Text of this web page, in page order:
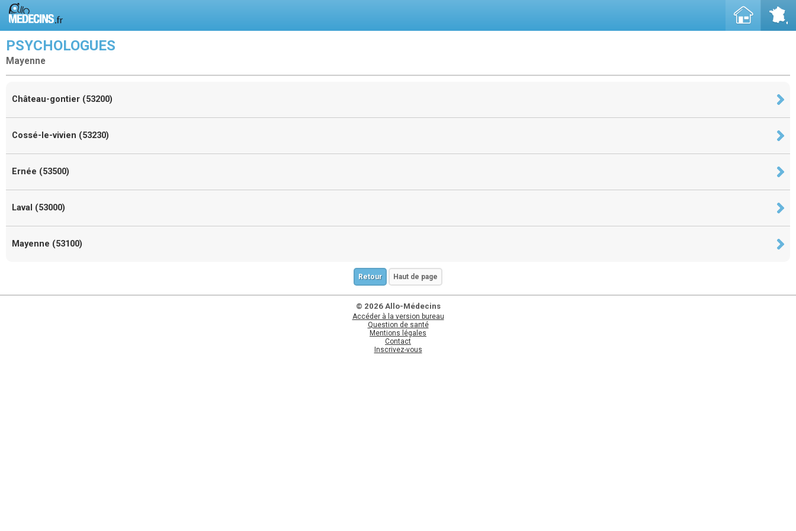
PSYCHOLOGUES
Mayenne
Château-gontier (53200)
Cossé-le-vivien (53230)
Ernée (53500)
Laval (53000)
Mayenne (53100)
Retour Haut de page
© 2026 Allo-Médecins
Accéder à la version bureau
Question de santé
Mentions légales
Contact
Inscrivez-vous